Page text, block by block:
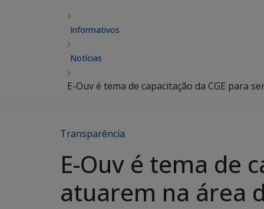
Informativos
Notícias
E-Ouv é tema de capacitação da CGE para
Transparência
E-Ouv é tema de
atuarem na área